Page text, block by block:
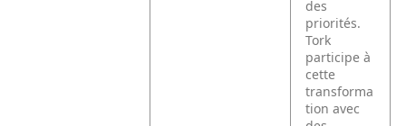
des
priorités.
Tork
participe à
cette
transforma
tion avec